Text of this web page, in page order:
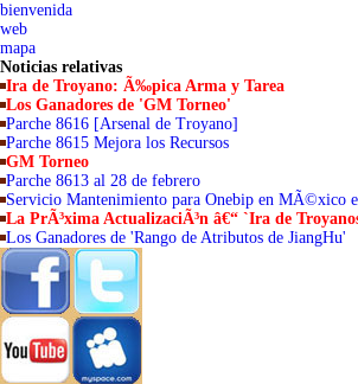
bienvenida
web
mapa
Noticias relativas
Ira de Troyano: Ã‰pica Arma y Tarea
Los Ganadores de 'GM Torneo'
Parche 8616 [Arsenal de Troyano]
Parche 8615 Mejora los Recursos
GM Torneo
Parche 8613 al 28 de febrero
Servicio Mantenimiento para Onebip en MÃ©xico
La PrÃ³xima ActualizaciÃ³n â€“ `Ira de
Los Ganadores de 'Rango de Atributos de JiangHu'